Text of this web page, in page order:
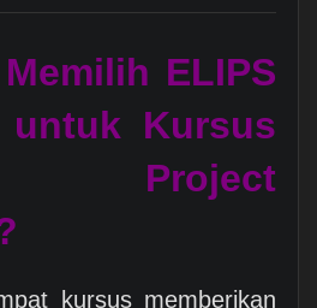
ELIPS
untuk Kursus
Project
kursus memberikan